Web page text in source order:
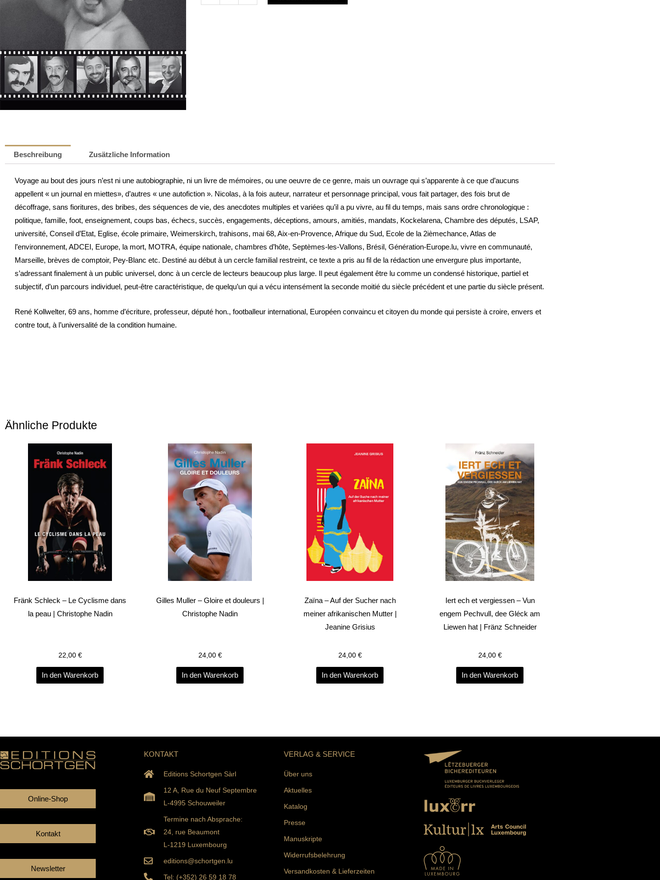
Beschreibung Zusätzliche Information
Voyage au bout des jours n’est ni une autobiographie, ni un livre de mémoires, ou une oeuvre de ce genre, mais un ouvrage qui s’apparente à ce que d’aucuns
appellent « un journal en miettes», d’autres « une autofiction ». Nicolas, à la fois auteur, narrateur et personnage principal, vous fait partager, des fois brut de
décoffrage, sans fioritures, des bribes, des séquences de vie, des anecdotes multiples et variées qu’il a pu vivre, au fil du temps, mais sans ordre chronologique :
politique, famille, foot, enseignement, coups bas, échecs, succès, engagements, déceptions, amours, amitiés, mandats, Kockelarena, Chambre des députés, LSAP,
université, Conseil d’Etat, Eglise, école primaire, Weimerskirch, trahisons, mai 68, Aix-en-Provence, Afrique du Sud, Ecole de la 2ièmechance, Atlas de
l’environnement, ADCEI, Europe, la mort, MOTRA, équipe nationale, chambres d’hôte, Septèmes-les-Vallons, Brésil, Génération-Europe.lu, vivre en communauté,
Marseille, brèves de comptoir, Pey-Blanc etc. Destiné au début à un cercle familial restreint, ce texte a pris au fil de la rédaction une envergure plus importante,
s’adressant finalement à un public universel, donc à un cercle de lecteurs beaucoup plus large. Il peut également être lu comme un condensé historique, partiel et
subjectif, d’un parcours individuel, peut-être caractéristique, de quelqu’un qui a vécu intensément la seconde moitié du siècle précédent et une partie du siècle présent.
René Kollwelter, 69 ans, homme d’écriture, professeur, député hon., footballeur international, Européen convaincu et citoyen du monde qui persiste à croire, envers et
contre tout, à l’universalité de la condition humaine.
Ähnliche Produkte
Fränk Schleck – Le Cyclisme dans
la peau | Christophe Nadin
22,00 €
In den Warenkorb
Gilles Muller – Gloire et douleurs |
Christophe Nadin
24,00 €
In den Warenkorb
Zaïna – Auf der Sucher nach
meiner afrikanischen Mutter |
Jeanine Grisius
24,00 €
In den Warenkorb
Iert ech et vergiessen – Vun
engem Pechvull, dee Gléck am
Liewen hat | Fränz Schneider
24,00 €
In den Warenkorb
Online-Shop
Kontakt
Newsletter
KONTAKT
Editions Schortgen Sàrl
12 A, Rue du Neuf Septembre
L-4995 Schouweiler
Termine nach Absprache:
24, rue Beaumont
L-1219 Luxembourg
editions@schortgen.lu
Tel: (+352) 26 59 18 78
VERLAG & SERVICE
Über uns
Aktuelles
Katalog
Presse
Manuskripte
Widerrufsbelehrung
Versandkosten & Lieferzeiten